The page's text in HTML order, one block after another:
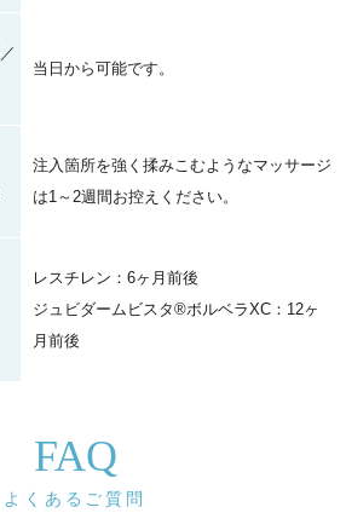
当日から可能です。
注入箇所を強く揉みこむようなマッサージ
は1～2週間お控えください。
レスチレン：6ヶ月前後
ジュビダームビスタ®ボルベラXC：12ヶ
月前後
FAQ
よくあるご質問